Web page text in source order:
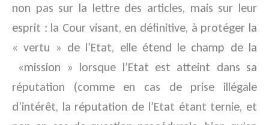
non pas sur la lettre des articles, mais sur leur
esprit : la Cour visant, en définitive, à protéger la
« vertu » de l’Etat, elle étend le champ de la
«mission » lorsque l’Etat est atteint dans sa
réputation (comme en cas de prise illégale
d’intérêt, la réputation de l’Etat étant ternie, et